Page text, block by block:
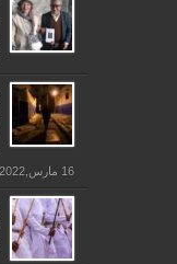
16 مارس,2022